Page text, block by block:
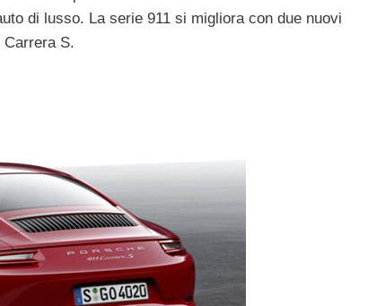
di lusso. La serie 911 si migliora con due nuovi
S.